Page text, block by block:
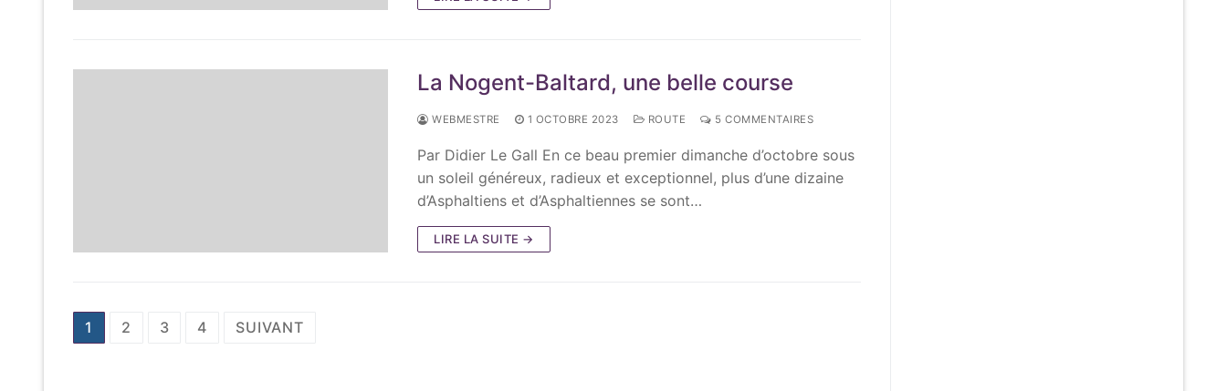
La Nogent-Baltard, une belle course
WEBMESTRE 1 OCTOBRE 2023 ROUTE 5 COMMENTAIRES
Par Didier Le Gall En ce beau premier dimanche d’octobre sous
un soleil généreux, radieux et exceptionnel, plus d’une dizaine
d’Asphaltiens et d’Asphaltiennes se sont…
LIRE LA SUITE →
Pagination
1 2 3 4 SUIVANT